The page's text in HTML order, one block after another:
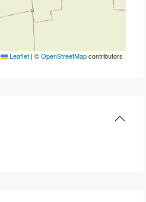
Leaflet | ©OpenStreetMapcontributors